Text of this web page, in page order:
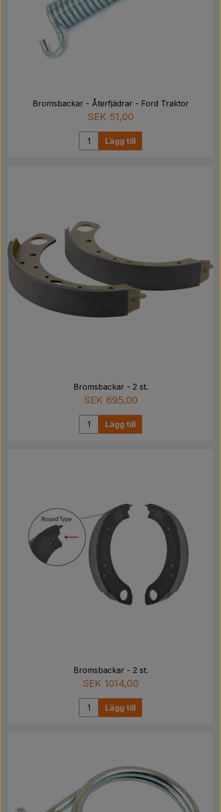
Bromsbackar - Återfjädrar - Ford Traktor
SEK 51,00
Lägg till
Bromsbackar - 2 st.
SEK 695,00
Lägg till
Bromsbackar - 2 st.
SEK 1014,00
Lägg till